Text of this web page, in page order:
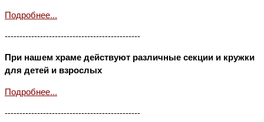
Подробнее...
----------------------------------------------
При нашем храме действуют различные секции и кружки
для детей и взрослых
Подробнее...
----------------------------------------------